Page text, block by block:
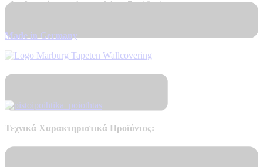
Διαθεσιμότητα Αποστολή σε 7 – 10 μέρες
Made in Germany
Πιστοποιητικά Ποιότητας
Τεχνικά Χαρακτηριστικά Προϊόντος: